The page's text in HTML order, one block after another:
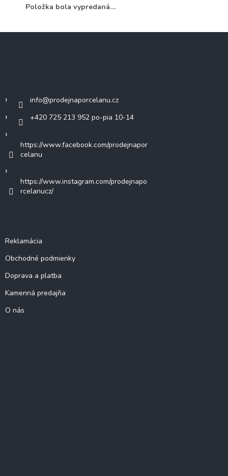
Položka bola vypredaná…
info@prodejnaporcelanu.cz
+420 725 213 952 po-pia 10-14
https://www.facebook.com/prodejnapor
celanu
https://www.instagram.com/prodejnapo
rcelanucz/
Reklamácia
Obchodné podmienky
Doprava a platba
Kamenná predajňa
O nás